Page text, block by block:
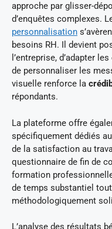
approche par glisser-
d’enquêtes complexes.
personnalisation
besoins RH. Il devient
l’entreprise, d’adapter
de personnaliser les
visuelle renforce la
répondants.
La plateforme offre
spécifiquement dédiés
de la satisfaction au
questionnaire de fin de
formation
de temps substantiel
méthodologiquement
L’analyse des résultats